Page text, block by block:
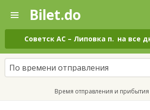
—
Поиск
и
покупка
билетов
на
автобус
онлайн
Bilet.do
Советск АС – Липовка п. на все
По времени отправления
Время отправления и прибытия